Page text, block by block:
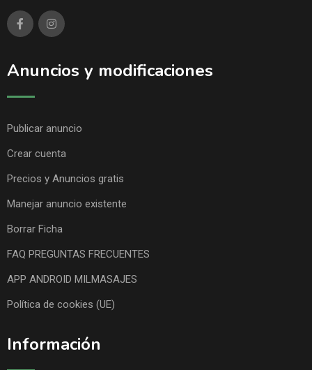
Anuncios y modificaciones
Publicar anuncio
Crear cuenta
Precios y Anuncios gratis
Manejar anuncio existente
Borrar Ficha
FAQ PREGUNTAS FRECUENTES
APP ANDROID MILMASAJES
Política de cookies (UE)
Información